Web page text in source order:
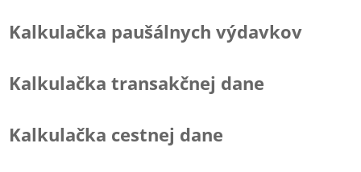
Kalkulačka paušálnych výdavkov
Kalkulačka transakčnej dane
Kalkulačka cestnej dane